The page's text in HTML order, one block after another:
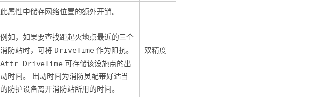
此属性中储存网络位置的额外开销。
例如，如果要查找距起火地点最近的三个
消防站时，可将 DriveTime 作为阻抗。
Attr_DriveTime 可存储该设施点的出
动时间。 出动时间为消防员配带好适当
的防护设备离开消防站所用的时间。
双精度